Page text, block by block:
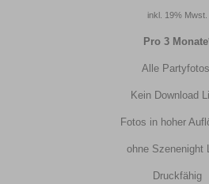
inkl. 19% Mwst.
Pro 3
Alle Partyfotos
Kein Download
Fotos in hoher
ohne Szenenight
Druckfähig